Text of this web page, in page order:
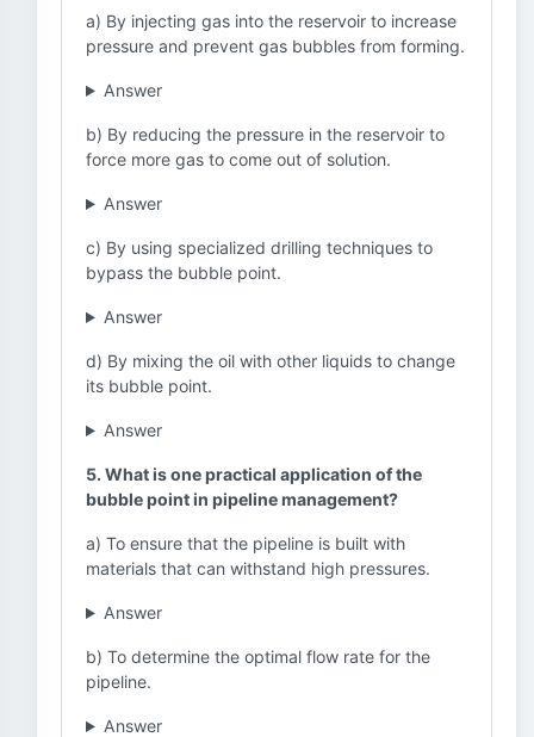
a) By injecting gas into the reservoir to increase
pressure and prevent gas bubbles from forming.
Answer
b) By reducing the pressure in the reservoir to
force more gas to come out of solution.
Answer
c) By using specialized drilling techniques to
bypass the bubble point.
Answer
d) By mixing the oil with other liquids to change
its bubble point.
Answer
5. What is one practical application of the
bubble point in pipeline management?
a) To ensure that the pipeline is built with
materials that can withstand high pressures.
Answer
b) To determine the optimal flow rate for the
pipeline.
Answer